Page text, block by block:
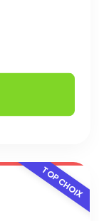
TOP CHOIX